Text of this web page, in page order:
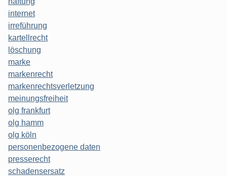
internet
irreführung
kartellrecht
löschung
marke
markenrecht
markenrechtsverletzung
meinungsfreiheit
olg frankfurt
olg hamm
olg köln
personenbezogene daten
presserecht
schadensersatz